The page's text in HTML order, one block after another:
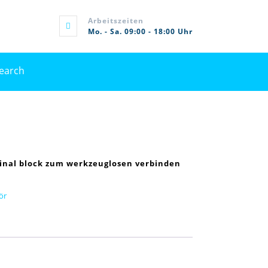
Arbeitszeiten
Mo. - Sa. 09:00 - 18:00 Uhr
block zum werkzeuglosen verbinden